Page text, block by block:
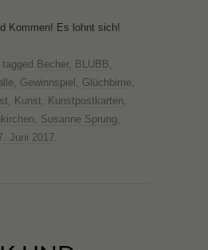
Kommen! Es lohnt sich!
tagged Becher, BLUBB
Gewinnspiel Glüchbirne
Kunst Kunstpostkarten
Susanne Sprung
Juni 2017